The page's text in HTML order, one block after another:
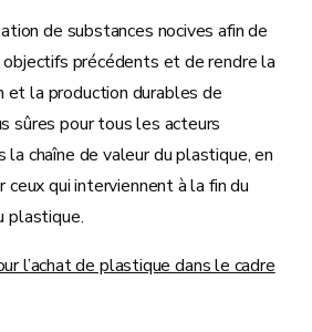
de substances nocives afin de
objectifs précédents et de rendre la
et la production durables de
sûres pour tous les acteurs
la chaîne de valeur du plastique, en
ceux qui interviennent à la fin du
plastique.
l’achat de plastique dans le cadre